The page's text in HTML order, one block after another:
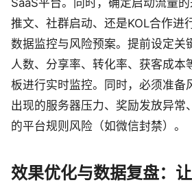
SaaS平台。同时，确定启动流量
推文、社群启动、还是KOL合作进
数据监控与风险预案。提前设定关
人数、分享率、转化率、获客成本
板进行实时监控。同时，必须准备
出现的服务器压力、奖励发放异常
的平台规则风险（如微信封禁）。
效果优化与数据复盘：